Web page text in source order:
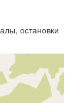
остановки